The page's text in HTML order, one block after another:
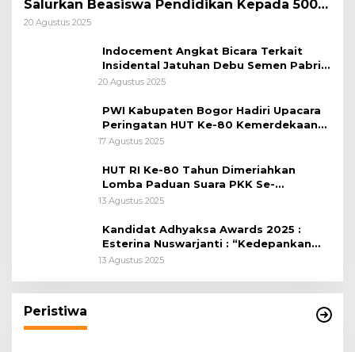
Salurkan Beasiswa Pendidikan Kepada 500
Pelajar
20 Agustus 2025
Indocement Angkat Bicara Terkait
Insidental Jatuhan Debu Semen Pabrik
Citeureup
20 Agustus 2025
PWI Kabupaten Bogor Hadiri Upacara
Peringatan HUT Ke-80 Kemerdekaan
RI, di Lapangan Tegar Beriman
17 Agustus 2025
HUT RI Ke-80 Tahun Dimeriahkan
Lomba Paduan Suara PKK Se-
Kabupaten Bogor
13 Agustus 2025
Kandidat Adhyaksa Awards 2025 :
Esterina Nuswarjanti : “Kedepankan
Keadilan Restoratif Wujudkan
13 Agustus 2025
Peristiwa